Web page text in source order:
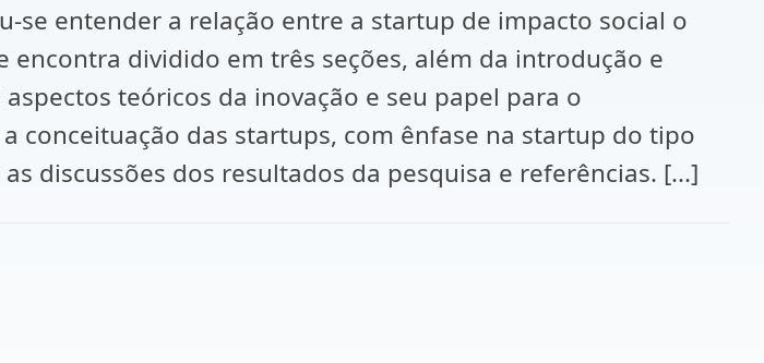
se entender a relação entre a startup de impacto social o
dividido em três seções, além da introdução e
teóricos da inovação e seu papel para o
conceituação das startups, com ênfase na startup do tipo
discussões dos resultados da pesquisa e referências. [...]